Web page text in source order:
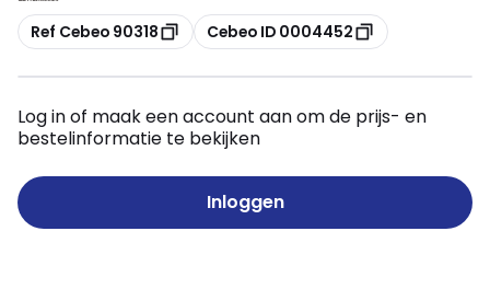
Kopiëren
Ref Cebeo 90318 Kopiëren
Cebeo ID 0004452
Log in of maak een account aan om de prijs- en
bestelinformatie te bekijken
Inloggen